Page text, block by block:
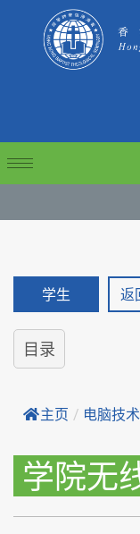
学生 返
目录
主页 / 电脑技
学院无